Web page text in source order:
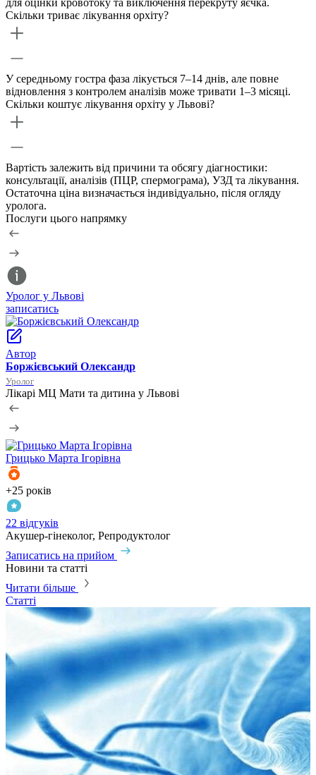
Скільки триває лікування орхіту?
У середньому гостра фаза лікується 7–14 днів, але повне
відновлення з контролем аналізів може тривати 1–3 місяці.
Скільки коштує лікування орхіту у Львові?
Вартість залежить від причини та обсягу діагностики:
консультації, аналізів (ПЦР, спермограма), УЗД та лікування.
Остаточна ціна визначається індивідуально, після огляду
уролога.
Послуги цього напрямку
Уролог у Львові
записатись
Автор
Боржієвський Олександр
Уролог
Лікарі МЦ Мати та дитина у Львові
Грицько Марта Ігорівна
+25 років
22 відгуків
Акушер-гінеколог, Репродуктолог
Записатись на прийом
Новини та статті
Читати більше
Статті